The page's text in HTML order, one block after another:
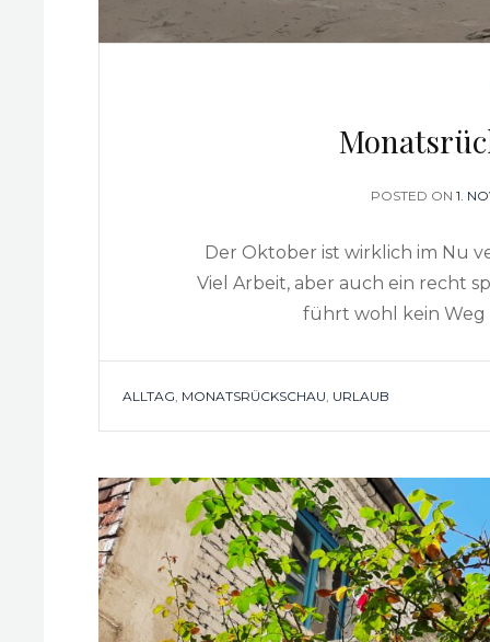
POSTED ON1.
Der Oktober ist wirklich im Nu
Viel Arbeit, aber auch ein recht
führt wohl kein Weg
TAGS
ALLTAG MONATSRÜCKSCHAU URLAUB